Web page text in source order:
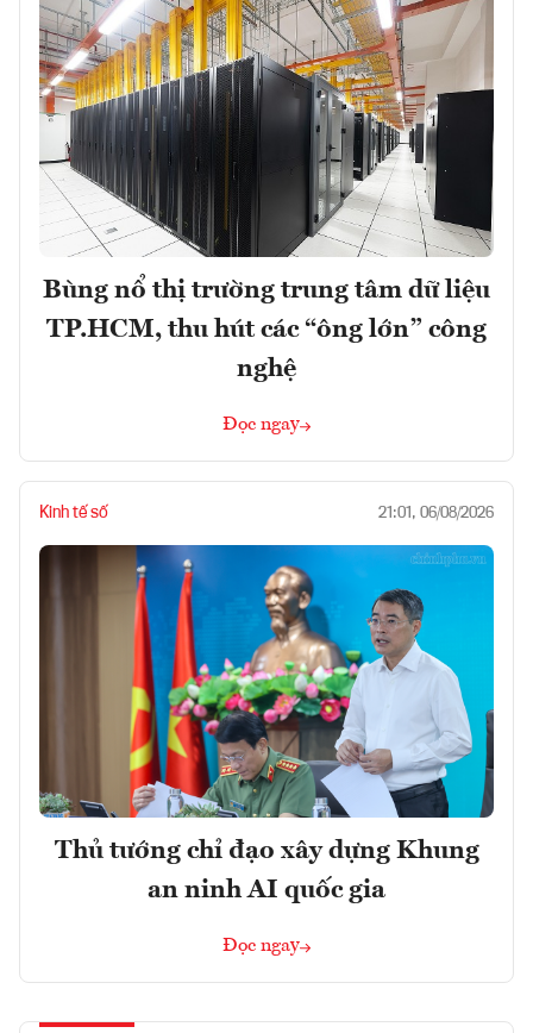
Bùng nổ thị trường trung tâm dữ liệu
TP.HCM, thu hút các “ông lớn” công
nghệ
Đọc ngay
Kinh tế số 21:01, 06/08/2026
Thủ tướng chỉ đạo xây dựng Khung
an ninh AI quốc gia
Đọc ngay